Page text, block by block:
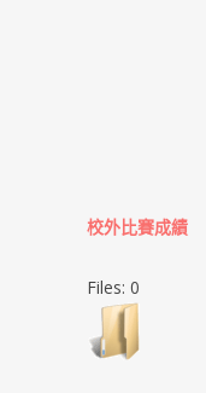
校外比賽成績
Files: 0